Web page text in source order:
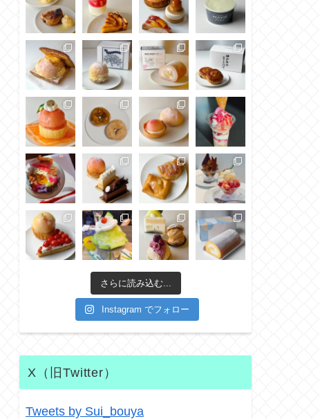
さらに読み込む...
Instagram でフォロー
X（旧Twitter）
Tweets by Sui_bouya